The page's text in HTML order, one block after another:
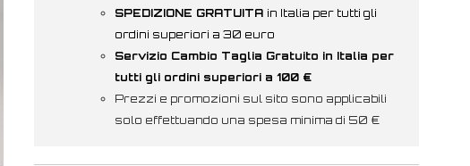
SPEDIZIONE GRATUITA in Italia per tutti gli
ordini superiori a 30 euro
Servizio Cambio Taglia Gratuito in Italia per
tutti gli ordini superiori a 100 €
Prezzi e promozioni sul sito sono applicabili
solo effettuando una spesa minima di 50 €